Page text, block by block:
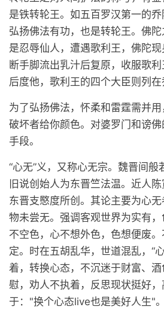
是铁转轮王。如五百罗汉第一的
弘扬佛法有功，也是转轮王。佛
是忍辱仙人，遭遇歌利王，佛陀
断手脚流出乳汁后复原，收服歌
后度他，歌利王的四个大臣则列在
为了弘扬佛法，怀柔和雷霆需并用
破坏者给你颜色。对婆罗门和谤
手段。
“心无”义，又称心无宗。魏晋间般
旧说创始人为东晋竺法温。近人
东晋支愍度所创。其论主要为心
物未尝无。强调客观世界为实有
不空色，心不想外色，色想便废
定。时在五胡乱华，世道混乱，“
着，转换心态，不沉迷于财富、
慰，劝人不执着，反思现状挺好
于："换个心态live也是美好人生"。